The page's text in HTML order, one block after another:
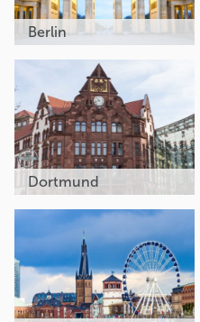
Berlin
Dortmund